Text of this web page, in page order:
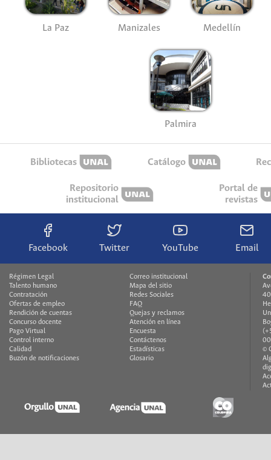
La Paz Manizales Medellín
Palmira
Bibliotecas Catálogo
Repositorio
institucional
Portal de
revistas
Facebook Twitter YouTube Email
Régimen Legal
Talento humano
Contratación
Ofertas de empleo
Rendición de cuentas
Concurso docente
Pago Virtual
Control interno
Calidad
Buzón de notificaciones
Correo institucional
Mapa del sitio
Redes Sociales
FAQ
Quejas y reclamos
Atención en línea
Encuesta
Contáctenos
Estadísticas
Glosario
©